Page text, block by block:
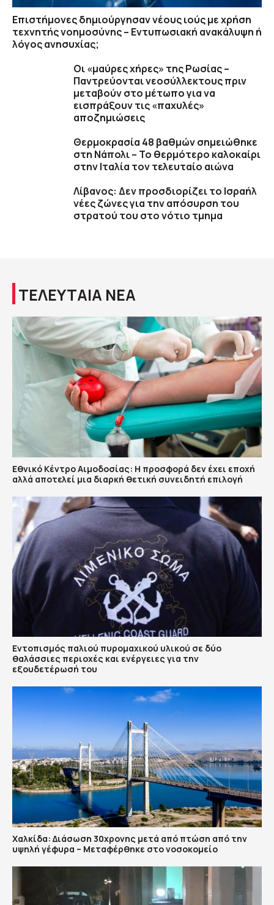
Επιστήμονες δημιούργησαν νέους ιούς με χρήση
τεχνητής νοημοσύνης – Εντυπωσιακή ανακάλυψη ή
λόγος ανησυχίας;
Οι «μαύρες χήρες» της Ρωσίας –
Παντρεύονται νεοσύλλεκτους πριν
μεταβούν στο μέτωπο για να
εισπράξουν τις «παχυλές»
αποζημιώσεις
Θερμοκρασία 48 βαθμών σημειώθηκε
στη Νάπολι – Το θερμότερο καλοκαίρι
στην Ιταλία τον τελευταίο αιώνα
Λίβανος: Δεν προσδιορίζει το Ισραήλ
νέες ζώνες για την απόσυρση του
στρατού του στο νότιο τμημα
ΤΕΛΕΥΤΑΙΑ ΝΕΑ
Εθνικό Κέντρο Αιμοδοσίας: H προσφορά δεν έχει εποχή
αλλά αποτελεί μια διαρκή θετική συνειδητή επιλογή
Εντοπισμός παλιού πυρομαχικού υλικού σε δύο
θαλάσσιες περιοχές και ενέργειες για την
εξουδετέρωσή του
Χαλκίδα: Διάσωση 30χρονης μετά από πτώση από την
υψηλή γέφυρα – Μεταφέρθηκε στο νοσοκομείο